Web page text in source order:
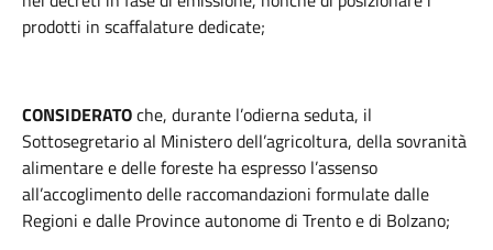
prodotti in scaffalature dedicate;
CONSIDERATOche, durante l’odierna seduta, il
Sottosegretario al Ministero dell’agricoltura, della sovranità
alimentare e delle foreste ha espresso l’assenso
all’accoglimento delle raccomandazioni formulate dalle
Regioni e dalle Province autonome di Trento e di Bolzano;